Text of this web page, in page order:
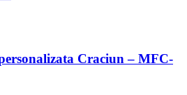
Craciun – MFC-